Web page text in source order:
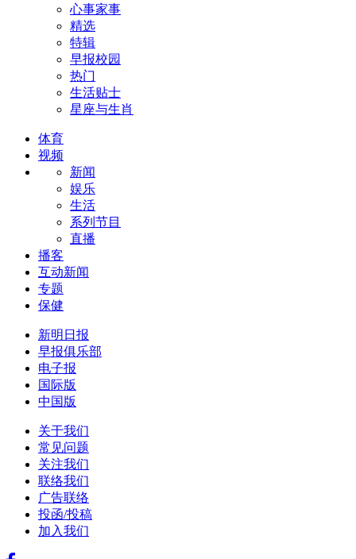
心事家事
精选
特辑
早报校园
热门
生活贴士
星座与生肖
体育
视频
新闻
娱乐
生活
系列节目
直播
播客
互动新闻
专题
保健
新明日报
早报俱乐部
电子报
国际版
中国版
关于我们
常见问题
关注我们
联络我们
广告联络
投函/投稿
加入我们